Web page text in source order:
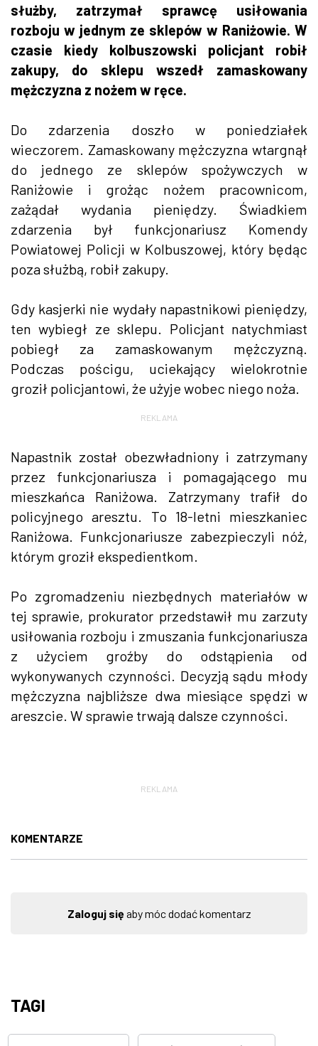
służby, zatrzymał sprawcę usiłowania
rozboju w jednym ze sklepów w Raniżowie. W
czasie kiedy kolbuszowski policjant robił
zakupy, do sklepu wszedł zamaskowany
mężczyzna z nożem w ręce.
Do zdarzenia doszło w poniedziałek
wieczorem. Zamaskowany mężczyzna wtargnął
do jednego ze sklepów spożywczych w
Raniżowie i grożąc nożem pracownicom,
zażądał wydania pieniędzy. Świadkiem
zdarzenia był funkcjonariusz Komendy
Powiatowej Policji w Kolbuszowej, który będąc
poza służbą, robił zakupy.
Gdy kasjerki nie wydały napastnikowi pieniędzy,
ten wybiegł ze sklepu. Policjant natychmiast
pobiegł za zamaskowanym mężczyzną.
Podczas pościgu, uciekający wielokrotnie
groził policjantowi, że użyje wobec niego noża.
REKLAMA
Napastnik został obezwładniony i zatrzymany
przez funkcjonariusza i pomagającego mu
mieszkańca Raniżowa. Zatrzymany trafił do
policyjnego aresztu. To 18-letni mieszkaniec
Raniżowa. Funkcjonariusze zabezpieczyli nóż,
którym groził ekspedientkom.
Po zgromadzeniu niezbędnych materiałów w
tej sprawie, prokurator przedstawił mu zarzuty
usiłowania rozboju i zmuszania funkcjonariusza
z użyciem groźby do odstąpienia od
wykonywanych czynności. Decyzją sądu młody
mężczyzna najbliższe dwa miesiące spędzi w
areszcie. W sprawie trwają dalsze czynności.
REKLAMA
KOMENTARZE
Zaloguj sięaby móc dodać komentarz
TAGI